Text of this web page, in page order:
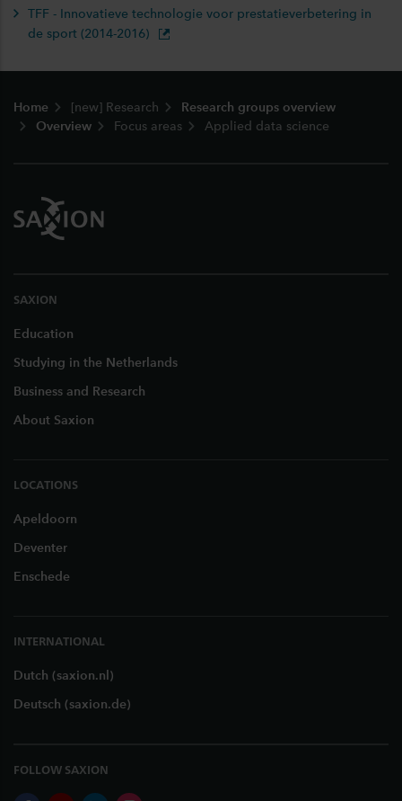
TFF - Innovatieve technologie voor prestatieverbetering in
de sport (2014-2016)
Home [new] Research
Research groups overview
Overview
Focus areas Applied data science
SAXION
Education
Studying in the Netherlands
Business and Research
About Saxion
LOCATIONS
Apeldoorn
Deventer
Enschede
INTERNATIONAL
Dutch (saxion.nl)
Deutsch (saxion.de)
FOLLOW SAXION